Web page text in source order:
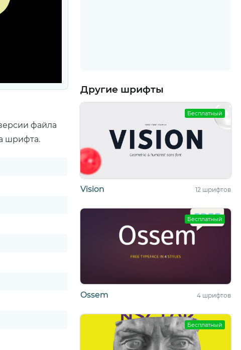
файла
шрифта.
Другие шрифты
Бесплатный
Vision 12 шрифтов
Бесплатный
Ossem 4 шрифтов
Бесплатный